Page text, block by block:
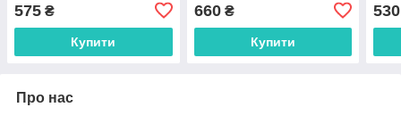
575 ₴
Купити
pack
660₴
Купити
530
Про нас